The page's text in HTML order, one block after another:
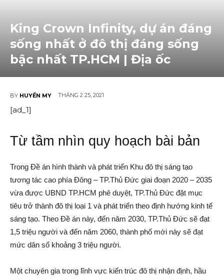
King Crown Infinity, dự án đáng
sống nhất ở đô thị đáng sống
bậc nhất TP.HCM | Địa ốc
BY HUYỀN MY THÁNG 2 25, 2021
[ad_1]
Từ tầm nhìn quy hoạch bài bản
Trong Đề án hình thành và phát triển Khu đô thị sáng tạo
tương tác cao phía Đông – TP.Thủ Đức giai đoạn 2020 – 2035
vừa được UBND TP.HCM phê duyệt, TP.Thủ Đức đặt mục
tiêu trở thành đô thị loại 1 và phát triển theo định hướng kinh tế
sáng tạo. Theo Đề án này, đến năm 2030, TP.Thủ Đức sẽ đạt
1,5 triệu người và đến năm 2060, thành phố mới này sẽ đạt
mức dân số khoảng 3 triệu người.
Một chuyên gia trong lĩnh vực kiến trúc đô thị nhận định, hầu